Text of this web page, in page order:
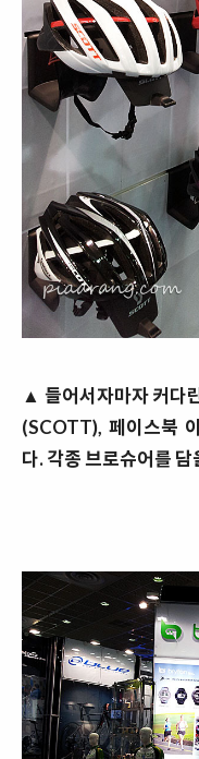
▲ 들어서자마자 커다
(SCOTT), 페이스북
다. 각종 브로슈어를